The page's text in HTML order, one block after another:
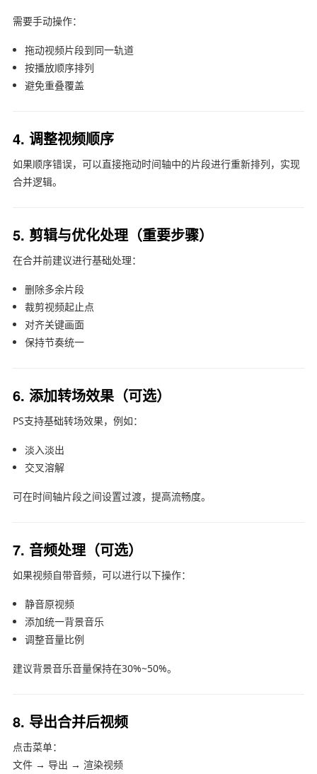
需要手动操作：
拖动视频片段到同一轨道
按播放顺序排列
避免重叠覆盖
4. 调整视频顺序
如果顺序错误，可以直接拖动时间轴中的片段进行重新排列，实现
合并逻辑。
5. 剪辑与优化处理（重要步骤）
在合并前建议进行基础处理：
删除多余片段
裁剪视频起止点
对齐关键画面
保持节奏统一
6. 添加转场效果（可选）
PS支持基础转场效果，例如：
淡入淡出
交叉溶解
可在时间轴片段之间设置过渡，提高流畅度。
7. 音频处理（可选）
如果视频自带音频，可以进行以下操作：
静音原视频
添加统一背景音乐
调整音量比例
建议背景音乐音量保持在30%~50%。
8. 导出合并后视频
点击菜单：
文件 → 导出 → 渲染视频